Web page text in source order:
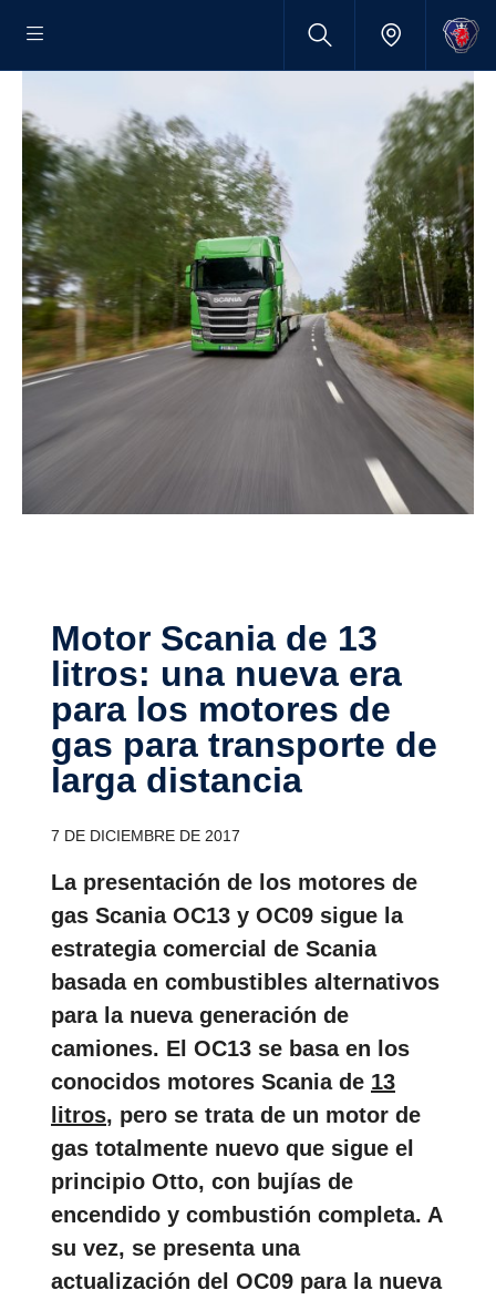
Motor Scania de 13
litros: una nueva era
para los motores de
gas para trans­porte de
larga distancia
7 DE DICIEMBRE DE 2017
La presentación de los motores de
gas Scania OC13 y OC09 sigue la
estrategia comercial de Scania
basada en combustibles alternativos
para la nueva generación de
camiones. El OC13 se basa en los
conocidos motores Scania de 13
litros, pero se trata de un motor de
gas totalmente nuevo que sigue el
principio Otto, con bujías de
encendido y combustión completa. A
su vez, se presenta una
actualización del OC09 para la nueva